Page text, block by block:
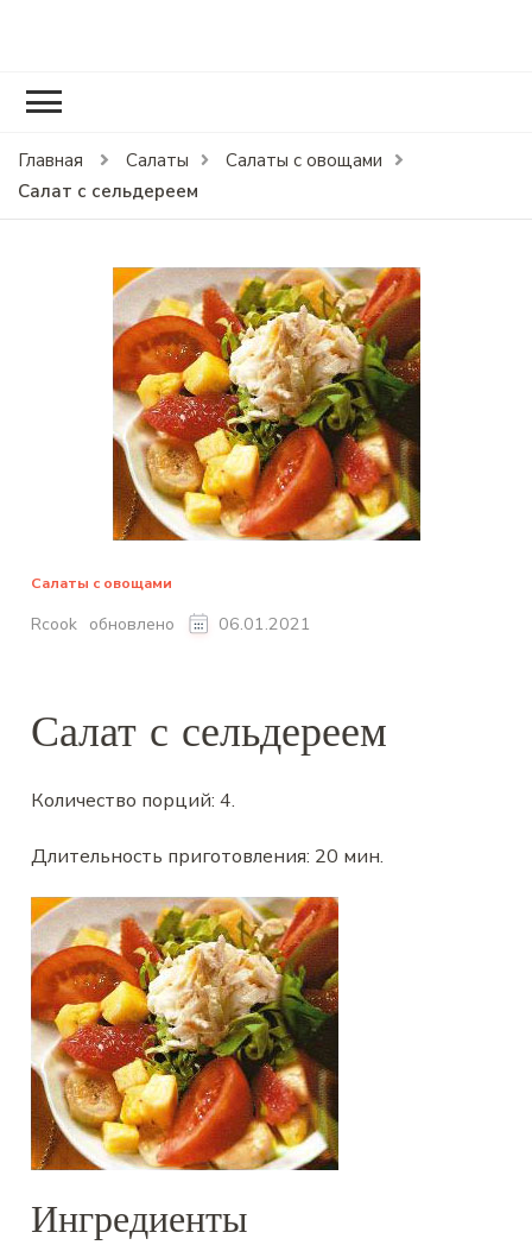
Главная Салаты
Салаты с овощами
Салат с сельдереем
Салаты с овощами
Rcook обновлено 06.01.2021
Салат с сельдереем
Количество порций:4.
Длительность приготовления: 20 мин.
Ингредиенты